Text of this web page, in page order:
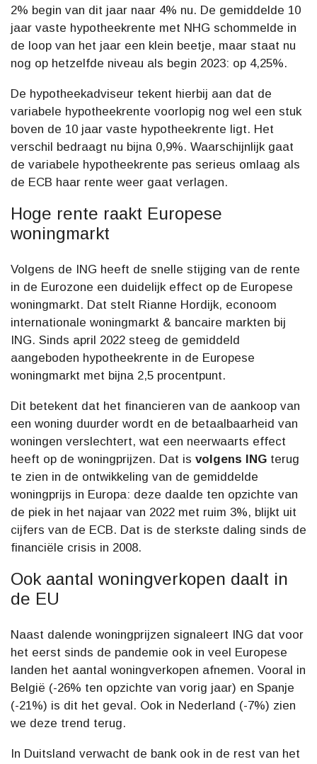
2% begin van dit jaar naar 4% nu. De gemiddelde 10
jaar vaste hypotheekrente met NHG schommelde in
de loop van het jaar een klein beetje, maar staat nu
nog op hetzelfde niveau als begin 2023: op 4,25%.
De hypotheekadviseur tekent hierbij aan dat de
variabele hypotheekrente voorlopig nog wel een stuk
boven de 10 jaar vaste hypotheekrente ligt. Het
verschil bedraagt nu bijna 0,9%. Waarschijnlijk gaat
de variabele hypotheekrente pas serieus omlaag als
de ECB haar rente weer gaat verlagen.
Hoge rente raakt Europese
woningmarkt
Volgens de ING heeft de snelle stijging van de rente
in de Eurozone een duidelijk effect op de Europese
woningmarkt. Dat stelt Rianne Hordijk, econoom
internationale woningmarkt & bancaire markten bij
ING. Sinds april 2022 steeg de gemiddeld
aangeboden hypotheekrente in de Europese
woningmarkt met bijna 2,5 procentpunt.
Dit betekent dat het financieren van de aankoop van
een woning duurder wordt en de betaalbaarheid van
woningen verslechtert, wat een neerwaarts effect
heeft op de woningprijzen. Dat is volgens ING terug
te zien in de ontwikkeling van de gemiddelde
woningprijs in Europa: deze daalde ten opzichte van
de piek in het najaar van 2022 met ruim 3%, blijkt uit
cijfers van de ECB. Dat is de sterkste daling sinds de
financiële crisis in 2008.
Ook aantal woningverkopen daalt in
de EU
Naast dalende woningprijzen signaleert ING dat voor
het eerst sinds de pandemie ook in veel Europese
landen het aantal woningverkopen afnemen. Vooral in
België (-26% ten opzichte van vorig jaar) en Spanje
(-21%) is dit het geval. Ook in Nederland (-7%) zien
we deze trend terug.
In Duitsland verwacht de bank ook in de rest van het